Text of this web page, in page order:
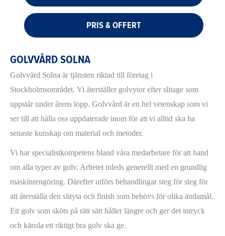
PRIS & OFFERT
GOLVVÅRD SOLNA
Golvvård Solna är tjänsten riktad till företag i
Stockholmsområdet. Vi återställer golvytor efter slitage som
uppstår under årens lopp. Golvvård är en hel vetenskap som vi
ser till att hålla oss uppdaterade inom för att vi alltid ska ha
senaste kunskap om material och metoder.
Vi har specialistkompetens bland våra medarbetare för att hand
om alla typer av golv. Arbetet inleds generellt med en grundlig
maskinrengöring. Därefter utförs behandlingar steg för steg för
att återställa den slityta och finish som behövs för olika ändamål.
Ett golv som sköts på rätt sätt håller längre och ger det intryck
och känsla ett riktigt bra golv ska ge.